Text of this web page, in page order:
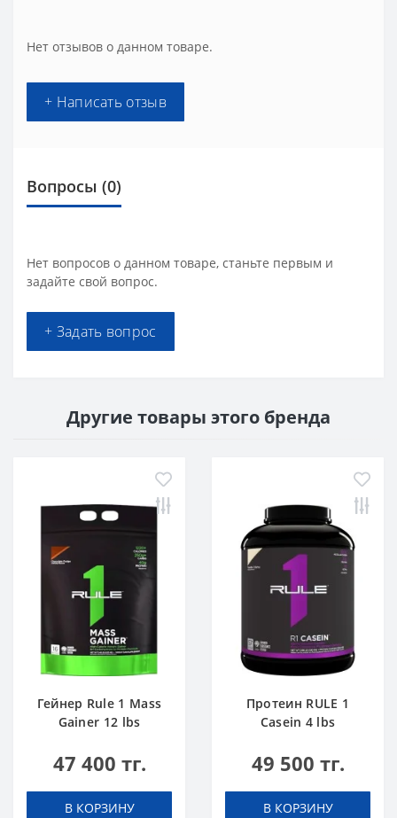
Нет отзывов о данном товаре.
+ Написать отзыв
Вопросы (0)
Нет вопросов о данном товаре, станьте первым и
задайте свой вопрос.
+ Задать вопрос
Другие товары этого бренда
Гейнер Rule 1 Mass
Gainer 12 lbs
47 400 тг.
В КОРЗИНУ
Протеин RULE 1
Casein 4 lbs
Мороженое
49 500 тг.
В КОРЗИНУ